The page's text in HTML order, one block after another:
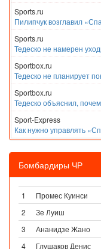
Sports.ru
Пилипчук возглавил
Sports.ru
Тедеско не намерен
Sportbox.ru
Тедеско не планирует
Sportbox.ru
Тедеско объяснил,
Sport-Express
Как нужно управлять
Бомбардиры ЧР
1 Промес Куинси
2
Зе Луиш
3
Ананидзе Жано
4
Глушаков Денис